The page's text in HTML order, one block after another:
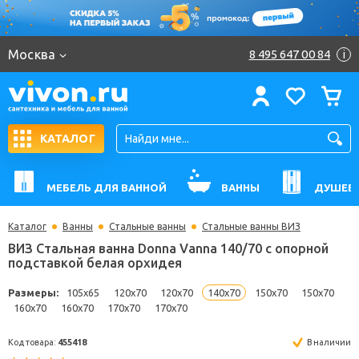
Москва 8 495 647 00 84 i
КАТАЛОГ
МЕБЕЛЬ ДЛЯ ВАННОЙ ВАННЫ
Каталог Ванны Стальные ванны Стальные ванны ВИЗ
подставкой белая орхидея
160x70 160x70